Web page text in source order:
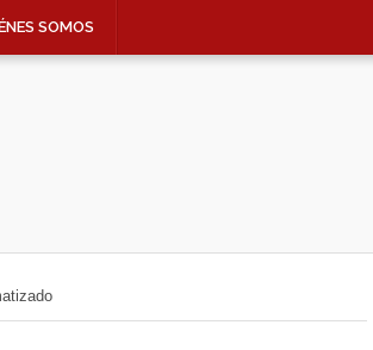
SOMOS